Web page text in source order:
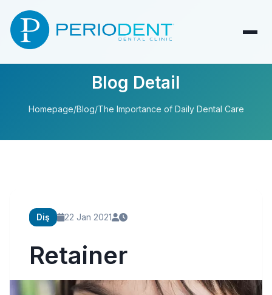
Blog Detail
Homepage/Blog/The Importance of Daily Dental Care
Diş 22 Jan 2021
Retainer